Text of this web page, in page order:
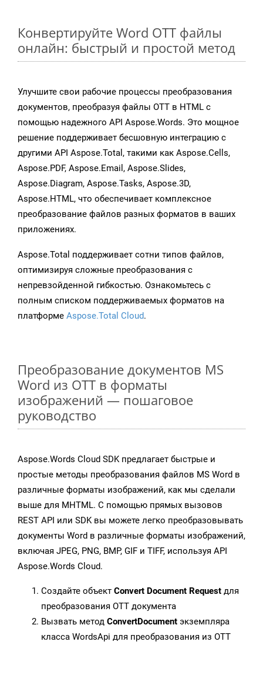
Конвертируйте Word OTT файлы
онлайн: быстрый и простой метод
Улучшите свои рабочие процессы преобразования
документов, преобразуя файлы OTT в HTML с
помощью надежного API Aspose.Words. Это мощное
решение поддерживает бесшовную интеграцию с
другими API Aspose.Total, такими как Aspose.Cells,
Aspose.PDF, Aspose.Email, Aspose.Slides,
Aspose.Diagram, Aspose.Tasks, Aspose.3D,
Aspose.HTML, что обеспечивает комплексное
преобразование файлов разных форматов в ваших
приложениях.
Aspose.Total поддерживает сотни типов файлов,
оптимизируя сложные преобразования с
непревзойденной гибкостью. Ознакомьтесь с
полным списком поддерживаемых форматов на
платформе Aspose.Total Cloud.
Преобразование документов MS
Word из OTT в форматы
изображений — пошаговое
руководство
Aspose.Words Cloud SDK предлагает быстрые и
простые методы преобразования файлов MS Word в
различные форматы изображений, как мы сделали
выше для MHTML. С помощью прямых вызовов
REST API или SDK вы можете легко преобразовывать
документы Word в различные форматы изображений,
включая JPEG, PNG, BMP, GIF и TIFF, используя API
Aspose.Words Cloud.
Создайте объект Convert Document Request для
преобразования OTT документа
Вызвать метод ConvertDocument экземпляра
класса WordsApi для преобразования из OTT